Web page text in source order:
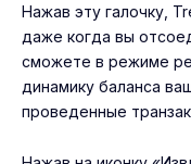
Нажав эту галочку,
даже когда вы
сможете в режиме
динамику баланса
проведенные